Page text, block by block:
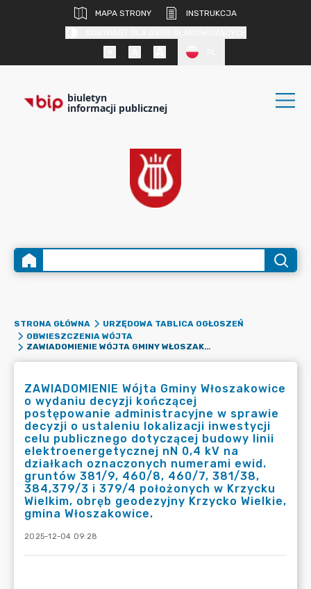
MAPA STRONY
INSTRUKCJA
biuletyn
informacji publicznej
STRONA GŁÓWNA
URZĘDOWA TABLICA OGŁOSZEŃ
OBWIESZCZENIA WÓJTA
ZAWIADOMIENIE WÓJTA GMINY WŁOSZAKOWICE O WYDANIU DECYZJI KOŃCZĄCEJ POSTĘPOWANIE ADMINISTRACYJNE W SPRAWIE DECYZJI O USTALENIU LOKALIZACJI INWESTYCJI CELU PUBLICZNEGO DOTYCZĄCEJ BUDOWY LINII ELEKTROENERGETYCZNEJ NN 0,4 KV NA DZIAŁKACH OZNACZONYCH NUMERAMI EWID. GRUNTÓW 381/9, 460/8, 460/7, 381/38, 384,379/3 I 379/4 POŁOŻONYCH W KRZYCKU WIELKIM, OBRĘB GEODEZYJNY KRZYCKO WIELKIE, GMINA WŁOSZAKOWICE.
ZAWIADOMIENIE Wójta Gminy Włoszakowice
o wydaniu decyzji kończącej
postępowanie administracyjne w sprawie
decyzji o ustaleniu lokalizacji inwestycji
celu publicznego dotyczącej budowy linii
elektroenergetycznej nN 0,4 kV na
działkach oznaczonych numerami ewid.
gruntów 381/9, 460/8, 460/7, 381/38,
384,379/3 i 379/4 położonych w Krzycku
Wielkim, obręb geodezyjny Krzycko Wielkie,
gmina Włoszakowice.
2025-12-04 09:28